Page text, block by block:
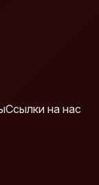
Ссылки на нас